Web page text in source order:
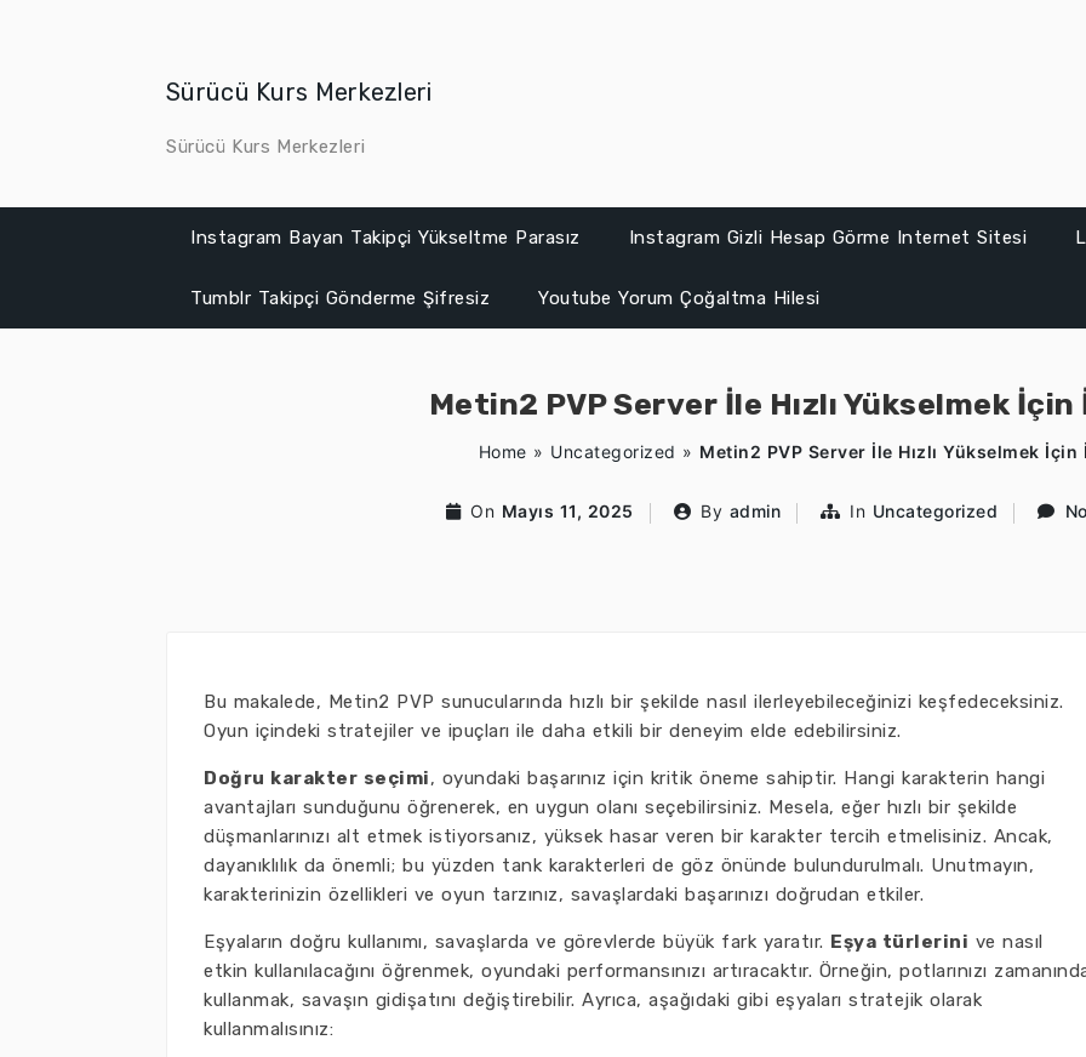
Sürücü Kurs Merkezleri
Sürücü Kurs Merkezleri
Instagram Bayan Takipçi Yükseltme Parasız Instagram Gizli Hesap Görme Internet Sitesi
Tumblr Takipçi Gönderme Şifresiz Youtube Yorum Çoğaltma Hilesi
Metin2 PVP Server İle Hızlı Yükselmek İçin
Home » Uncategorized » Metin2 PVP Server İle Hızlı Yükselmek İçin
On Mayıs 11, 2025 By admin In Uncategorized
Bu makalede, Metin2 PVP sunucularında hızlı bir şekilde nasıl ilerleyebileceğinizi keşfedeceksiniz.
Oyun içindeki stratejiler ve ipuçları ile daha etkili bir deneyim elde edebilirsiniz.
Doğru karakter seçimi, oyundaki başarınız için kritik öneme sahiptir. Hangi karakterin hangi
avantajları sunduğunu öğrenerek, en uygun olanı seçebilirsiniz. Mesela, eğer hızlı bir şekilde
düşmanlarınızı alt etmek istiyorsanız, yüksek hasar veren bir karakter tercih etmelisiniz. Ancak,
dayanıklılık da önemli; bu yüzden tank karakterleri de göz önünde bulundurulmalı. Unutmayın,
karakterinizin özellikleri ve oyun tarzınız, savaşlardaki başarınızı doğrudan etkiler.
Eşyaların doğru kullanımı, savaşlarda ve görevlerde büyük fark yaratır. Eşya türlerini ve nasıl
etkin kullanılacağını öğrenmek, oyundaki performansınızı artıracaktır. Örneğin, potlarınızı
kullanmak, savaşın gidişatını değiştirebilir. Ayrıca, aşağıdaki gibi eşyaları stratejik olarak
kullanmalısınız: